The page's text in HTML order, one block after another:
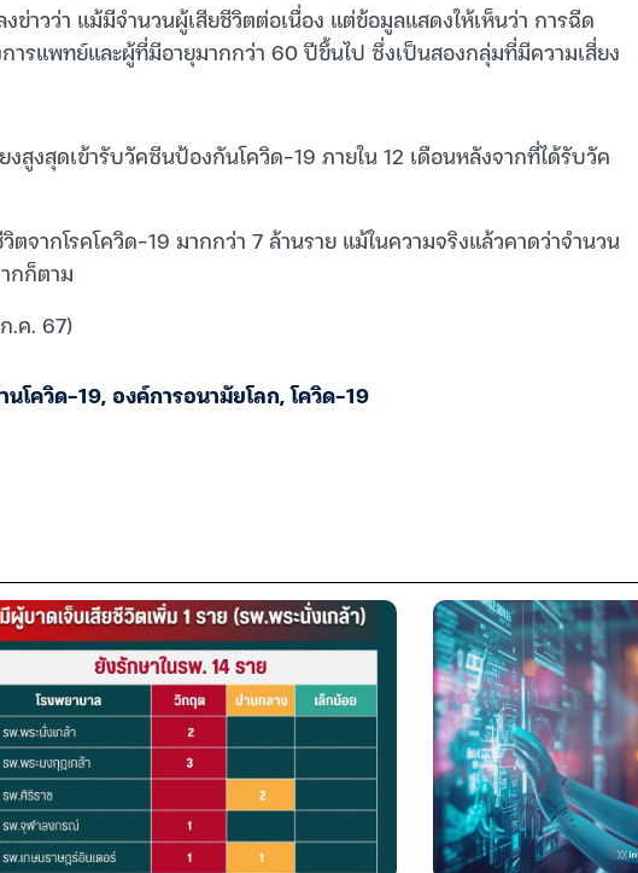
ข่าวว่า แม้มีจำนวนผู้เสียชีวิตต่อเนื่อง แต่ข้อมูลแสดงให้เห็นว่า การฉีด
ารแพทย์และผู้ที่มีอายุมากกว่า 60 ปีขึ้นไป ซึ่งเป็นสองกลุ่มที่มีความเสี่ยง
งสูงสุดเข้ารับวัคซีนป้องกันโควิด-19 ภายใน 12 เดือนหลังจากที่ได้รับวัค
ตจากโรคโควิด-19 มากกว่า 7 ล้านราย แม้ในความจริงแล้วคาดว่าจำนวน
กก็ตาม
.ค. 67)
นโควิด-19,องค์การอนามัยโลก,โควิด-19